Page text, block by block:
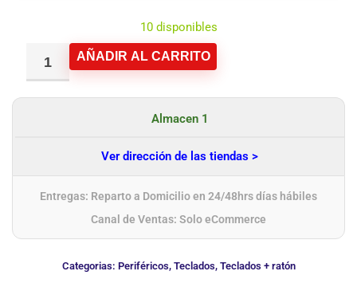
10 disponibles
AÑADIR AL CARRITO
Almacen 1
Ver dirección de las tiendas >
Entregas: Reparto a Domicilio en 24/48hrs días hábiles
Canal de Ventas: Solo eCommerce
Categorias: Periféricos, Teclados, Teclados + ratón